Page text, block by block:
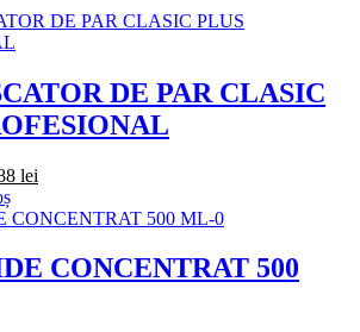
DE PAR CLASIC
lei.
lei
este:
CONCENTRAT 500